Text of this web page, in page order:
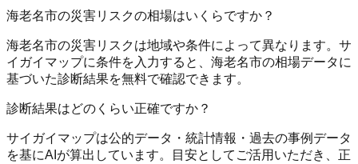
海老名市の災害リスクの相場はいくらですか？
海老名市の災害リスクは地域や条件によって異なります。サ
イガイマップに条件を入力すると、海老名市の相場データに
基づいた診断結果を無料で確認できます。
診断結果はどのくらい正確ですか？
サイガイマップは公的データ・統計情報・過去の事例データ
を基にAIが算出しています。目安としてご活用いただき、正